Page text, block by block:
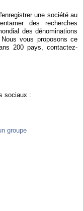
une société au
des recherches
des dénominations
vous proposons ce
200 pays, contactez-
sociaux :
groupe